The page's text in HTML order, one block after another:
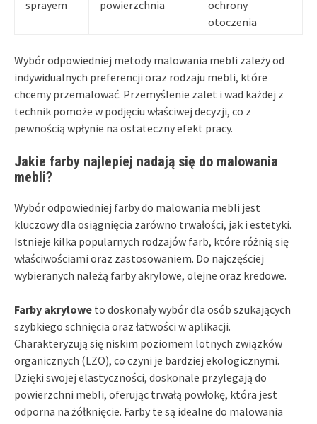
sprayem powierzchnia
ochrony
otoczenia
Wybór odpowiedniej metody malowania mebli zależy od
indywidualnych preferencji oraz rodzaju mebli, które
chcemy przemalować. Przemyślenie zalet i wad każdej z
technik pomoże w podjęciu właściwej decyzji, co z
pewnością wpłynie na ostateczny efekt pracy.
Jakie farby najlepiej nadają się do malowania
mebli?
Wybór odpowiedniej farby do malowania mebli jest
kluczowy dla osiągnięcia zarówno trwałości, jak i estetyki.
Istnieje kilka popularnych rodzajów farb, które różnią się
właściwościami oraz zastosowaniem. Do najczęściej
wybieranych należą farby akrylowe, olejne oraz kredowe.
Farby akrylowe to doskonały wybór dla osób szukających
szybkiego schnięcia oraz łatwości w aplikacji.
Charakteryzują się niskim poziomem lotnych związków
organicznych (LZO), co czyni je bardziej ekologicznymi.
Dzięki swojej elastyczności, doskonale przylegają do
powierzchni mebli, oferując trwałą powłokę, która jest
odporna na żółknięcie. Farby te są idealne do malowania